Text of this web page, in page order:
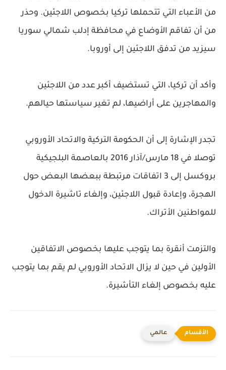
من الأعباء التي تتحملها تركيا بخصوص اللاجئين. وحذر
من أن تفاقم الأوضاع في محافظة إدلب شمالي سوريا
سيزيد من تدفق اللاجئين إلى أوروبا.
وأكد أن تركيا، التي تستضيف أكبر عدد من اللاجئين
والمهاجرين على أراضيها، لم تغير سياستها حيالهم.
تجدر الإشارة إلى أن الحكومة التركية والاتحاد الأوروبي
توصلا في 18 مارس/آذار 2016 بالعاصمة البلجيكية
بروكسل إلى 3 اتفاقات مرتبطة ببعضها البعض حول
الهجرة، وإعادة قبول اللاجئين، وإلغاء تاشيرة الدخول
للمواطنين الأتراك.
والتزمت أنقرة بما يتوجب عليها بخصوص الاتفاقين
الأولين في حين لا يزال الاتحاد الأوروبي لم يقم بما يتوجب
عليه بخصوص إلغاء التأشيرة.
عالمي